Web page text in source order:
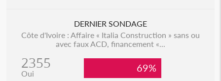
DERNIER SONDAGE
Côte d'Ivoire : Affaire « Italia Construction » sans ou
avec faux ACD, financement «...
2355
Oui 69%